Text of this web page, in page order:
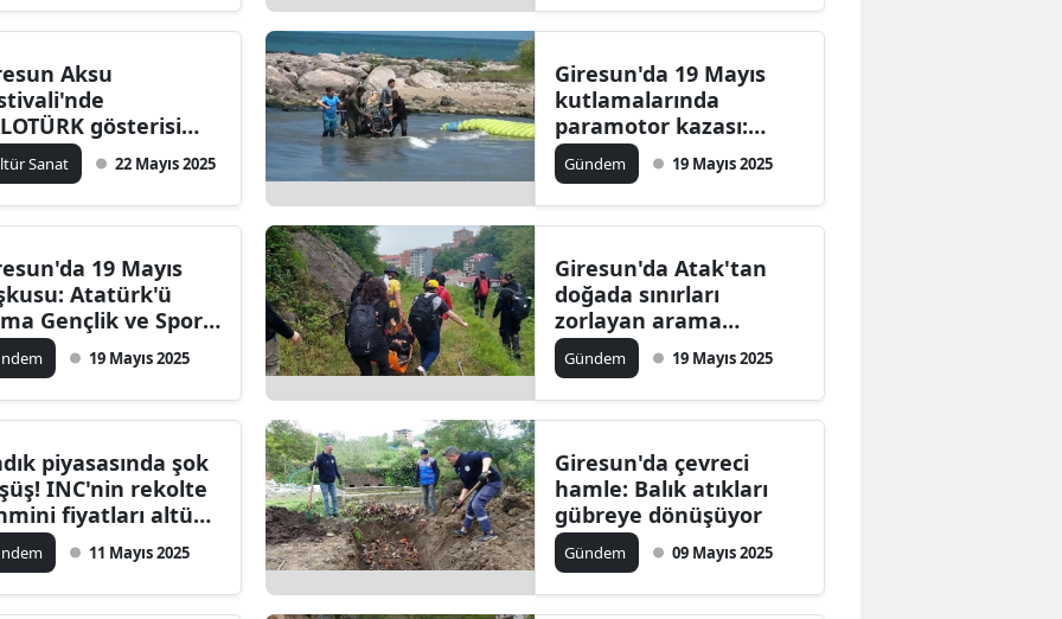
Aksu
gösterisi
kesti
Sanat 22 Mayıs 2025
Giresun'da 19 Mayıs
kutlamalarında
paramotor kazası:
Pilotun durumu nasıl?
Gündem 19 Mayıs 2025
19 Mayıs
Atatürk'ü
Gençlik ve Spor
kutlandı
19 Mayıs 2025
Giresun'da Atak'tan
doğada sınırları
zorlayan arama
kurtarma eğitimi
Gündem 19 Mayıs 2025
piyasasında şok
INC'nin rekolte
fiyatları altüst
11 Mayıs 2025
Giresun'da çevreci
hamle: Balık atıkları
gübreye dönüşüyor
Gündem 09 Mayıs 2025